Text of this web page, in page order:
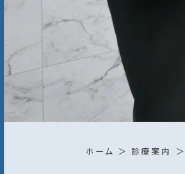
ホーム 診療案内